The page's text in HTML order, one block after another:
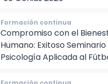
Formación continua
Compromiso con el
Humano: Exitoso Seminario
Psicología Aplicada al Fútbol